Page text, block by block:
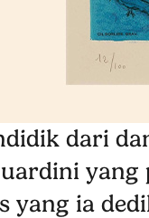
dari
yang ia